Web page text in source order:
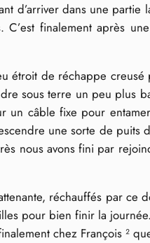
d’arriver dans une
C’est finalement après
étroit de réchappe
sous terre un peu
un câble fixe pour
une sorte de
nous avons fini par
réchauffés par ce
pour bien finir la journée.
chez François ²